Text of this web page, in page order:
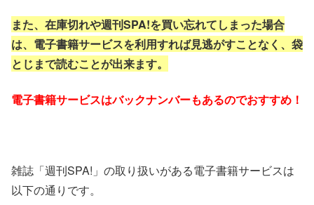
また、在庫切れや週刊SPA!を買い忘れてしまった場合
は、電子書籍サービスを利用すれば見逃がすことなく、袋
とじまで読むことが出来ます。
電子書籍サービスはバックナンバーもあるのでおすすめ！
雑誌「週刊SPA!」の取り扱いがある電子書籍サービスは
以下の通りです。